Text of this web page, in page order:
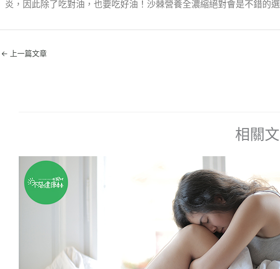
炎，因此除了吃對油，也要吃好油！沙棘營養全濃縮絕對會是不錯的選
← 上一篇文章
相關